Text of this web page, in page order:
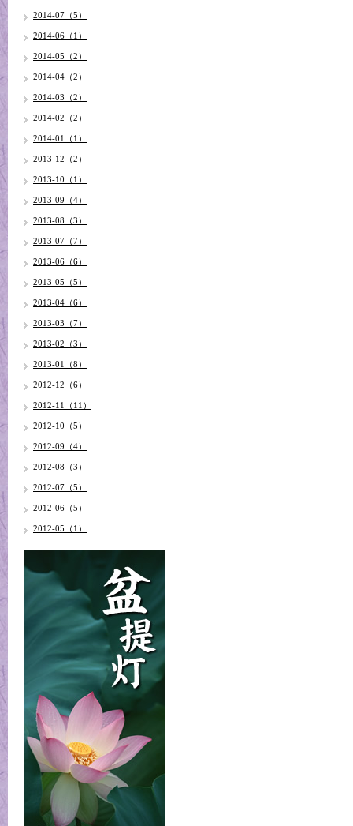
2014-07（5）
2014-06（1）
2014-05（2）
2014-04（2）
2014-03（2）
2014-02（2）
2014-01（1）
2013-12（2）
2013-10（1）
2013-09（4）
2013-08（3）
2013-07（7）
2013-06（6）
2013-05（5）
2013-04（6）
2013-03（7）
2013-02（3）
2013-01（8）
2012-12（6）
2012-11（11）
2012-10（5）
2012-09（4）
2012-08（3）
2012-07（5）
2012-06（5）
2012-05（1）